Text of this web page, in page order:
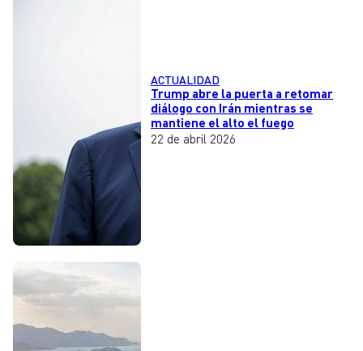
ACTUALIDAD
Trump abre la puerta a retomar
diálogo con Irán mientras se
mantiene el alto el fuego
22 de abril 2026